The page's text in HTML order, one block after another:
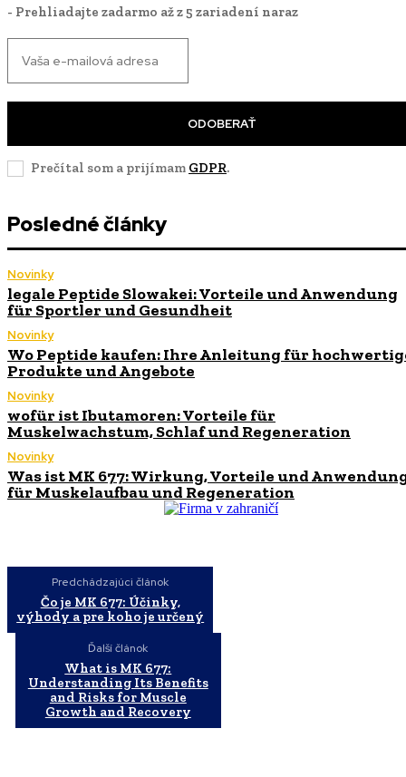
- Prehliadajte zadarmo až z 5 zariadení naraz
ODOBERAŤ
Prečítal som a prijímam GDPR.
Posledné články
Novinky
legale Peptide Slowakei: Vorteile und Anwendung
für Sportler und Gesundheit
Novinky
Wo Peptide kaufen: Ihre Anleitung für
Produkte und Angebote
Novinky
wofür ist Ibutamoren: Vorteile für
Muskelwachstum, Schlaf und Regeneration
Novinky
Was ist MK 677: Wirkung, Vorteile und
für Muskelaufbau und Regeneration
Predchádzajúci článok
Čo je MK 677: Účinky,
výhody a pre koho je určený
Ďalší článok
What is MK 677:
Understanding Its Benefits
and Risks for Muscle
Growth and Recovery